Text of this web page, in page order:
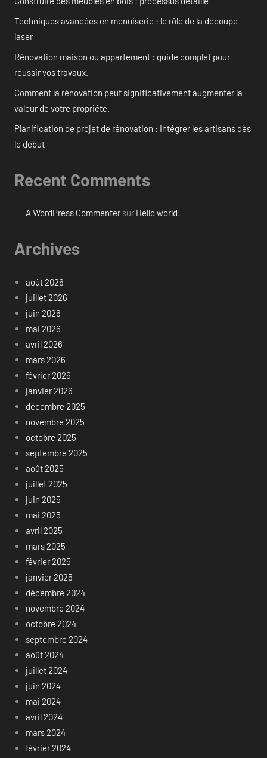
Techniques avancées en menuiserie : le rôle de la découpe
laser
Rénovation maison ou appartement : guide complet pour
réussir vos travaux.
Comment la rénovation peut significativement augmenter la
valeur de votre propriété.
Planification de projet de rénovation : Intégrer les artisans dès
le début
Recent Comments
A WordPress Commentersur Hello world!
Archives
août 2026
juillet 2026
juin 2026
mai 2026
avril 2026
mars 2026
février 2026
janvier 2026
décembre 2025
novembre 2025
octobre 2025
septembre 2025
août 2025
juillet 2025
juin 2025
mai 2025
avril 2025
mars 2025
février 2025
janvier 2025
décembre 2024
novembre 2024
octobre 2024
septembre 2024
août 2024
juillet 2024
juin 2024
mai 2024
avril 2024
mars 2024
février 2024